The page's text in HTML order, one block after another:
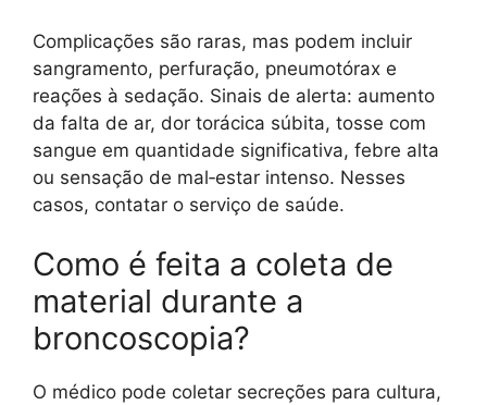
Complicações são raras, mas podem incluir
sangramento, perfuração, pneumotórax e
reações à sedação. Sinais de alerta: aumento
da falta de ar, dor torácica súbita, tosse com
sangue em quantidade significativa, febre alta
ou sensação de mal‑estar intenso. Nesses
casos, contatar o serviço de saúde.
Como é feita a coleta de
material durante a
broncoscopia?
O médico pode coletar secreções para cultura,